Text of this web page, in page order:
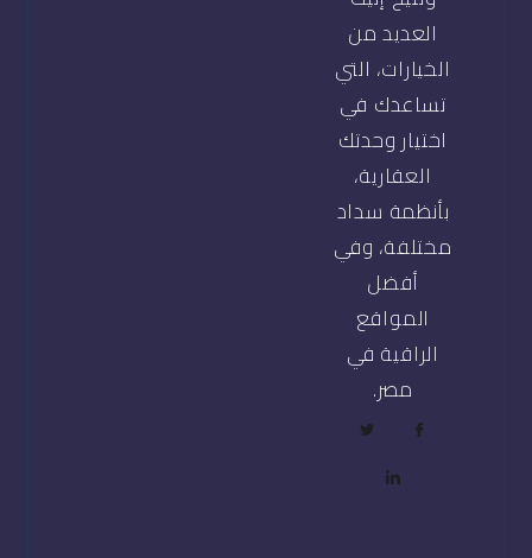
العديد من
الخيارات، التي
تساعدك في
اختيار وحدتك
العقارية،
بأنظمة سداد
مختلفة، وفي
أفضل
المواقع
الراقية في
مصر.